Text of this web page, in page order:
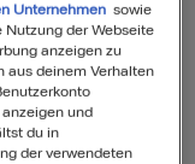
Unternehmen sowie
der Webseite
anzeigen zu
aus deinem Verhalten
und
du in
der verwendeten